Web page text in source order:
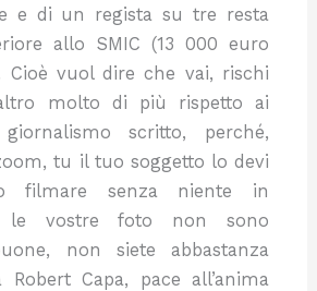
e di un regista su tre resta
allo SMIC (13 000 euro
Cioè vuol dire che vai, rischi
molto di più rispetto ai
scritto, perché,
tu il tuo soggetto lo devi
filmare senza niente in
le vostre foto non sono
non siete abbastanza
Robert Capa, pace all’anima